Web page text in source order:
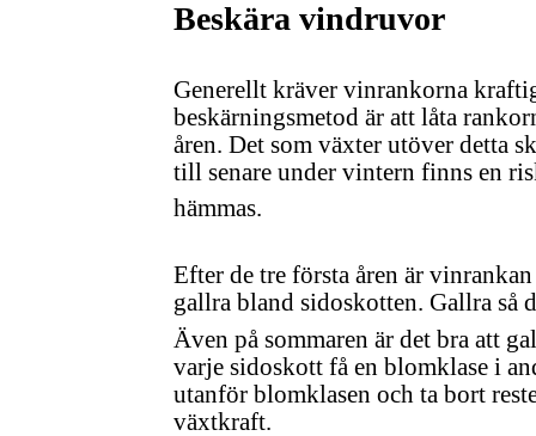
Beskära vindruvor
Generellt kräver vinrankorna
beskärningsmetod är att låta
åren. Det som växter utöver detta
till senare under vintern finns en
hämmas.
Efter de tre första åren är
gallra bland sidoskotten. Gallra så
Även på sommaren är det bra att
varje sidoskott få en blomklase i
utanför blomklasen och ta bort
växtkraft.